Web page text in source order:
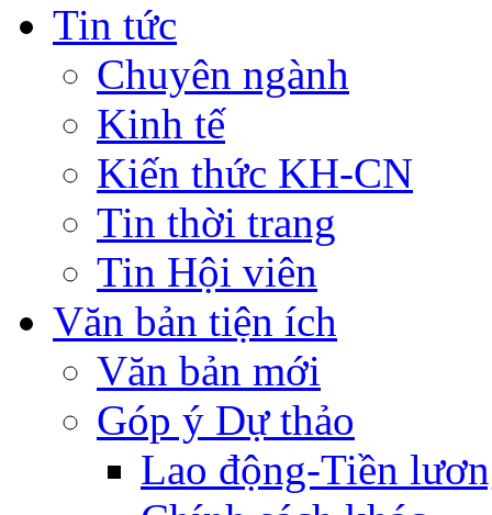
Tin tức
Chuyên ngành
Kinh tế
Kiến thức KH-CN
Tin thời trang
Tin Hội viên
Văn bản tiện ích
Văn bản mới
Góp ý Dự thảo
Lao động-Tiền